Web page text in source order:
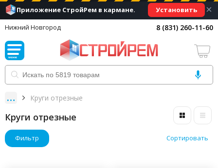
Приложение СтройРем в кармане. Установить ×
Нижний Новгород 8 (831) 260-11-60
Круги отрезные
Круги отрезные
Фильтр Сортировать